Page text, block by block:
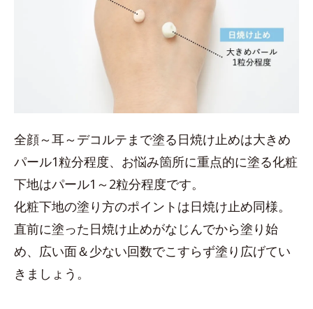
全顔～耳～デコルテまで塗る日焼け止めは大きめ
パール1粒分程度、お悩み箇所に重点的に塗る化粧
下地はパール1～2粒分程度です。
化粧下地の塗り方のポイントは日焼け止め同様。
直前に塗った日焼け止めがなじんでから塗り始
め、広い面＆少ない回数でこすらず塗り広げてい
きましょう。